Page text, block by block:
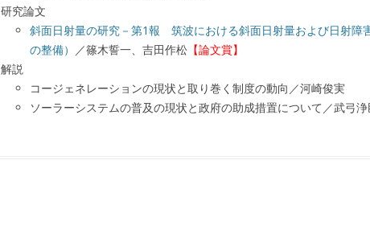
研究論文
斜面日射量の研究－第1報 筑波における斜面日射量および日射障
の整備） ／篠木誓一、吉田作松 【論文賞】
解説
コージェネレーションの現状と取り巻く制度の動向／河崎俊実
ソーラーシステムの普及の現状と政府の助成措置について／武弓浄